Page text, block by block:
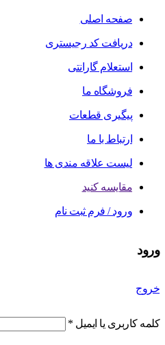
صفحه اصلی
دریافت کد رجیستری
استعلام گارانتی
فروشگاه ما
پیگیری قطعات
ارتباط با ما
لیست علاقه مندی ها
مقایسه کنید
ورود / فرم ثبت نام
ورود
خروج
کلمه کاربری یا ایمیل *